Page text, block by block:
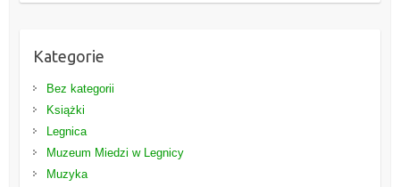
Kategorie
Bez kategorii
Książki
Legnica
Muzeum Miedzi w Legnicy
Muzyka